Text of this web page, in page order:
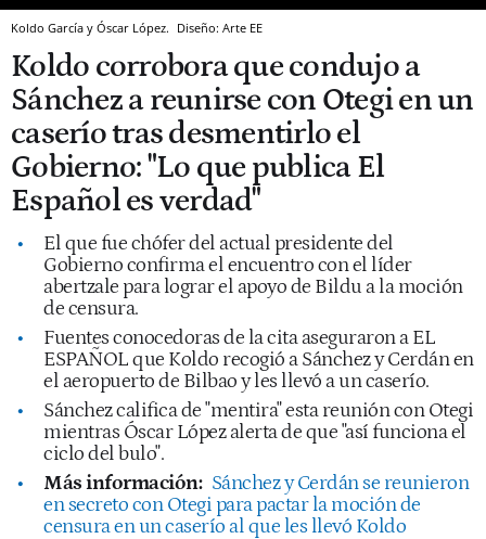
Koldo García y Óscar López. Diseño: Arte EE
Koldo corrobora que condujo a
Sánchez a reunirse con Otegi en un
caserío tras desmentirlo el
Gobierno: "Lo que publica El
Español es verdad"
El que fue chófer del actual presidente del
Gobierno confirma el encuentro con el líder
abertzale para lograr el apoyo de Bildu a la moción
de censura.
Fuentes conocedoras de la cita aseguraron a EL
ESPAÑOL que Koldo recogió a Sánchez y Cerdán en
el aeropuerto de Bilbao y les llevó a un caserío.
Sánchez califica de "mentira" esta reunión con Otegi
mientras Óscar López alerta de que "así funciona el
ciclo del bulo".
Más información: Sánchez y Cerdán se reunieron
en secreto con Otegi para pactar la moción de
censura en un caserío al que les llevó Koldo